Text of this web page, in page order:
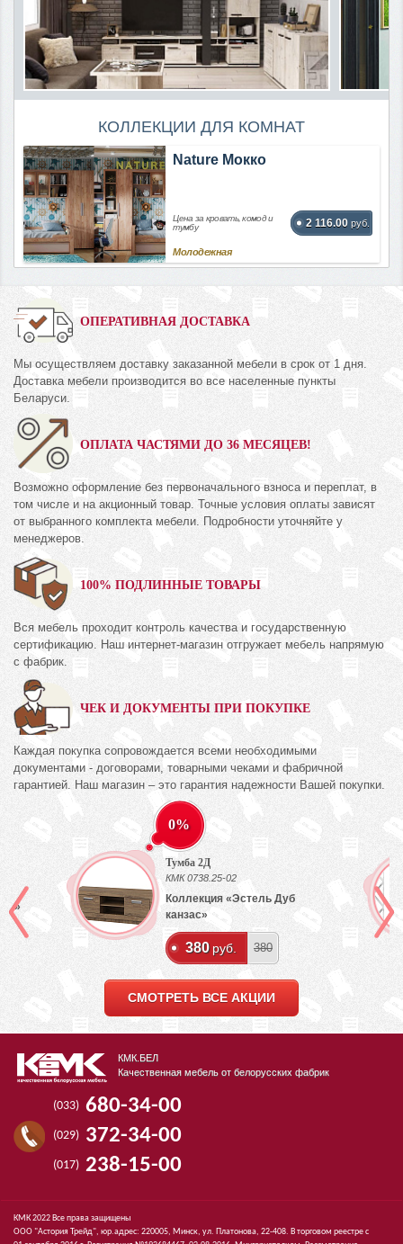
КОЛЛЕКЦИИ ДЛЯ КОМНАТ
Nature Мокко
Цена за кровать, комод и
тумбу
2 116.00 руб.
Молодежная
ОПЕРАТИВНАЯ ДОСТАВКА
Мы осуществляем доставку заказанной мебели в срок от 1 дня.
Доставка мебели производится во все населенные пункты
Беларуси.
ОПЛАТА ЧАСТЯМИ ДО 36 МЕСЯЦЕВ!
Возможно оформление без первоначального взноса и переплат, в
том числе и на акционный товар. Точные условия оплаты зависят
от выбранного комплекта мебели. Подробности уточняйте у
менеджеров.
100% ПОДЛИННЫЕ ТОВАРЫ
Вся мебель проходит контроль качества и государственную
сертификацию. Наш интернет-магазин отгружает мебель напрямую
с фабрик.
ЧЕК И ДОКУМЕНТЫ ПРИ ПОКУПКЕ
Каждая покупка сопровождается всеми необходимыми
документами - договорами, товарными чеками и фабричной
гарантией. Наш магазин – это гарантия надежности Вашей покупки.
0%
Тумба 2Д
КМК 0738.25-02
Коллекция «Эстель Дуб
канзас»
380 руб. 380
СМОТРЕТЬ ВСЕ АКЦИИ
КМК.БЕЛ
Качественная мебель от белорусских фабрик
(033) 680-34-00
(029) 372-34-00
(017) 238-15-00
КМК 2022 Все права защищены
ООО "Астория Трейд", юр.адрес: 220005, Минск, ул. Платонова, 22-408. В торговом реестре с